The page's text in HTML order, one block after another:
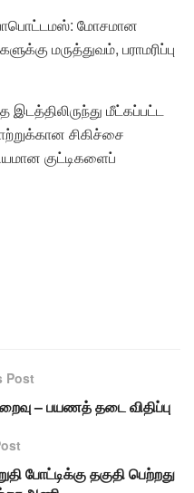
மோசமான
மருத்துவம், பராமரிப்பு
இடத்திலிருந்து மீட்கப்பட்ட
சிகிச்சை
குட்டிகளைப்
Post
– பயணத் தடை விதிப்பு
போட்டிக்கு தகுதி பெற்றது